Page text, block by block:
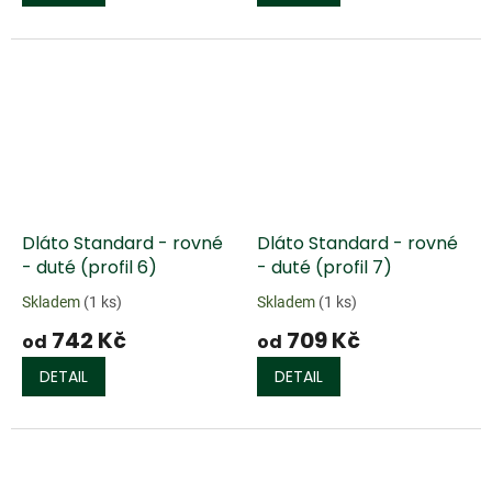
Dláto Standard - rovné
- duté (profil 6)
Skladem (1 ks)
od 742 Kč
DETAIL
Dláto Standard - rovné
- duté (profil 7)
Skladem (1 ks)
od 709 Kč
DETAIL